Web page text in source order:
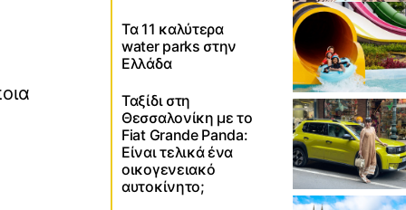
Τα 11 καλύτερα
water parks στην
Ελλάδα
Ταξίδι στη
Θεσσαλονίκη με το
Fiat Grande Panda:
Είναι τελικά ένα
οικογενειακό
αυτοκίνητο;